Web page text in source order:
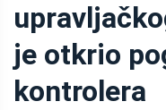
je otkrio
kontrolera